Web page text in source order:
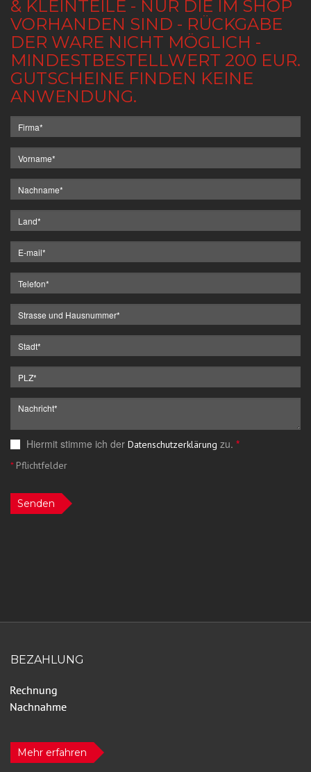
& KLEINTEILE - NUR DIE IM SHOP
VORHANDEN SIND - RÜCKGABE
DER WARE NICHT MÖGLICH -
MINDESTBESTELLWERT 200 EUR.
GUTSCHEINE FINDEN KEINE
ANWENDUNG.
Hiermit stimme ich der Datenschutzerklärung zu. *
*Pflichtfelder
Senden
BEZAHLUNG
Mehr erfahren